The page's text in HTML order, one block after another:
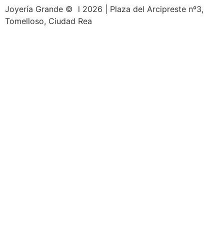
Joyería Grande © l 2026 | Plaza del Arcipreste nº3,
Tomelloso, Ciudad Rea